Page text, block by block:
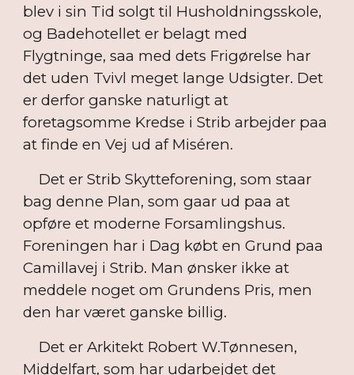
blev i sin Tid solgt til Husholdningsskole,
og Badehotellet er belagt med
Flygtninge, saa med dets Frigørelse har
det uden Tvivl meget lange Udsigter. Det
er derfor ganske naturligt at
foretagsomme Kredse i Strib arbejder paa
at finde en Vej ud af Miséren.
Det er Strib Skytteforening, som staar
bag denne Plan, som gaar ud paa at
opføre et moderne Forsamlingshus.
Foreningen har i Dag købt en Grund paa
Camillavej i Strib. Man ønsker ikke at
meddele noget om Grundens Pris, men
den har været ganske billig.
Det er Arkitekt Robert W.Tønnesen,
Middelfart, som har udarbejdet det